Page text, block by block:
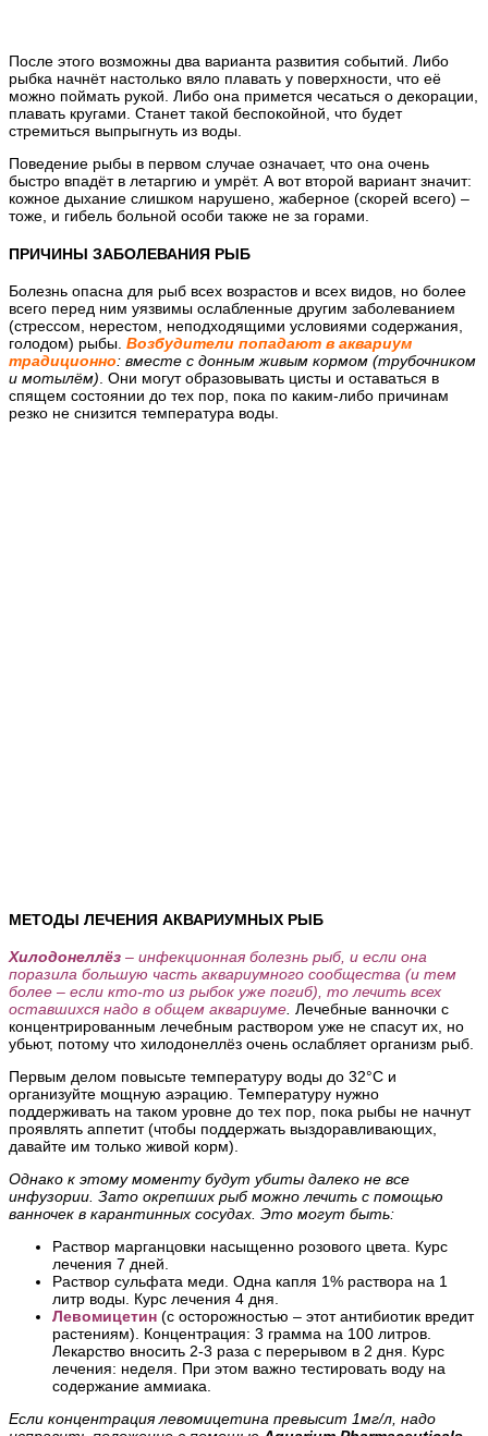
После этого возможны два варианта развития событий. Либо
рыбка начнёт настолько вяло плавать у поверхности, что её
можно поймать рукой. Либо она примется чесаться о декорации,
плавать кругами. Станет такой беспокойной, что будет
стремиться выпрыгнуть из воды.
Поведение рыбы в первом случае означает, что она очень
быстро впадёт в летаргию и умрёт. А вот второй вариант значит:
кожное дыхание слишком нарушено, жаберное (скорей всего) –
тоже, и гибель больной особи также не за горами.
ПРИЧИНЫ ЗАБОЛЕВАНИЯ РЫБ
Болезнь опасна для рыб всех возрастов и всех видов, но более
всего перед ним уязвимы ослабленные другим заболеванием
(стрессом, нерестом, неподходящими условиями содержания,
голодом) рыбы. Возбудители попадают в аквариум
традиционно: вместе с донным живым кормом (трубочником
и мотылём) . Они могут образовывать цисты и оставаться в
спящем состоянии до тех пор, пока по каким-либо причинам
резко не снизится температура воды.
МЕТОДЫ ЛЕЧЕНИЯ АКВАРИУМНЫХ РЫБ
Хилодонеллёз – инфекционная болезнь рыб, и если она
поразила большую часть аквариумного сообщества (и тем
более – если кто-то из рыбок уже погиб), то лечить всех
оставшихся надо в общем аквариуме. Лечебные ванночки с
концентрированным лечебным раствором уже не спасут их, но
убьют, потому что хилодонеллёз очень ослабляет организм рыб.
Первым делом повысьте температуру воды до 32°С и
организуйте мощную аэрацию. Температуру нужно
поддерживать на таком уровне до тех пор, пока рыбы не начнут
проявлять аппетит (чтобы поддержать выздоравливающих,
давайте им только живой корм).
Однако к этому моменту будут убиты далеко не все
инфузории. Зато окрепших рыб можно лечить с помощью
ванночек в карантинных сосудах. Это могут быть:
Раствор марганцовки насыщенно розового цвета. Курс
лечения 7 дней.
Раствор сульфата меди. Одна капля 1% раствора на 1
литр воды. Курс лечения 4 дня.
Левомицетин (с осторожностью – этот антибиотик вредит
растениям). Концентрация: 3 грамма на 100 литров.
Лекарство вносить 2-3 раза с перерывом в 2 дня. Курс
лечения: неделя. При этом важно тестировать воду на
содержание аммиака.
Если концентрация левомицетина превысит 1мг/л, надо